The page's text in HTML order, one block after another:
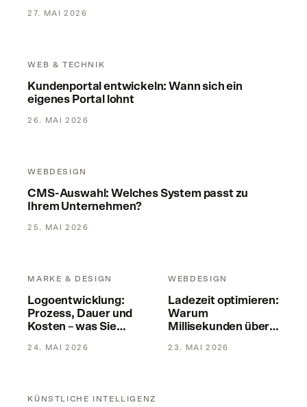
27. MAI 2026
WEB & TECHNIK
Kundenportal entwickeln: Wann sich ein
eigenes Portal lohnt
26. MAI 2026
WEBDESIGN
CMS-Auswahl: Welches System passt zu
Ihrem Unternehmen?
25. MAI 2026
MARKE & DESIGN
Logoentwicklung:
Prozess, Dauer und
Kosten – was Sie
dürfen
24. MAI 2026
WEBDESIGN
Ladezeit optimieren:
Warum
Millisekunden über
23. MAI 2026
KÜNSTLICHE INTELLIGENZ